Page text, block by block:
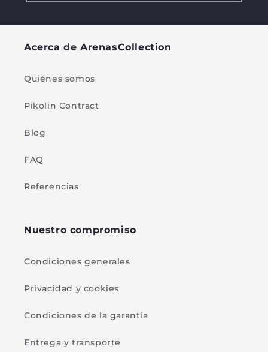
Acerca de ArenasCollection
Quiénes somos
Pikolin Contract
Blog
FAQ
Referencias
Nuestro compromiso
Condiciones generales
Privacidad y cookies
Condiciones de la garantía
Entrega y transporte